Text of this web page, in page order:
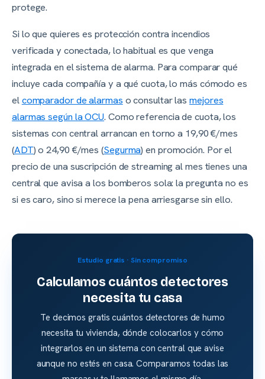
protege.
Si lo que quieres es protección contra incendios
verificada y conectada, lo habitual es que venga
integrada en el sistema de alarma. Para comparar qué
incluye cada compañía y a qué cuota, lo más cómodo es
elcomparador de alarmas o consultar lasmejores
alarmas según la OCU. Como referencia de cuota, los
sistemas con central arrancan en torno a 19,90 €/mes
(ADT) o 24,90 €/mes (Segurma) en promoción. Por el
precio de una suscripción de streaming al mes tienes una
central que avisa a los bomberos sola: la pregunta no es
si es caro, sino si merece la pena arriesgarse sin ello.
Estudio gratis · Sin compromiso
Calculamos cuántos detectores
necesita tu casa
Te decimos gratis cuántos detectores de humo
necesita tu vivienda, dónde colocarlos y cómo
integrarlos en un sistema con central que avise
aunque no estés en casa. Comparamos todas las